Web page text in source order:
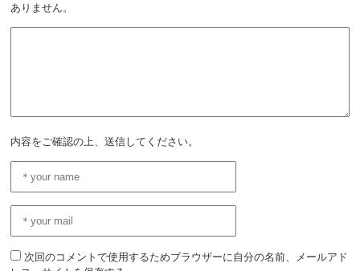
ありません。
内容をご確認の上、送信してください。
次回のコメントで使用するためブラウザーに自分の名前、メールアド